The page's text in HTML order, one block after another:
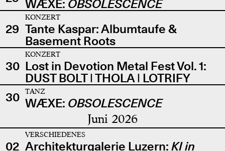
WÆXE: OBSOLESCENCE
29
KONZERT
Tante Kaspar: Albumtaufe &
Basement Roots
30
KONZERT
Lost in Devotion Metal Fest Vol. 1:
DUST BOLT | THOLA | LOTRIFY
30
TANZ
WÆXE: OBSOLESCENCE
Juni 2026
02
VERSCHIEDENES
Architekturgalerie Luzern: KI in